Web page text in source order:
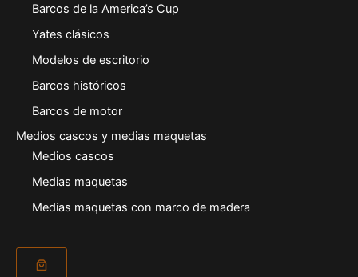
Barcos de la America’s Cup
Yates clásicos
Modelos de escritorio
Barcos históricos
Barcos de motor
Medios cascos y medias maquetas
Medios cascos
Medias maquetas
Medias maquetas con marco de madera